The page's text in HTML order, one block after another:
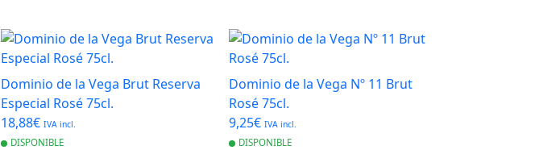
Dominio de la Vega Brut Reserva
Especial Rosé 75cl.
18,88€IVA incl.
DISPONIBLE
Dominio de la Vega Nº 11 Brut
Rosé 75cl.
9,25€ IVA incl.
DISPONIBLE